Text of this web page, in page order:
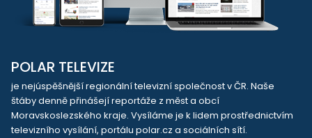
POLAR TELEVIZE
je nejúspěšnější regionální televizní společnost v ČR. Naše
štáby denně přinášejí reportáže z měst a obcí
Moravskoslezského kraje. Vysíláme je k lidem prostřednictvím
televizního vysílání, portálu polar.cz a sociálních sítí.